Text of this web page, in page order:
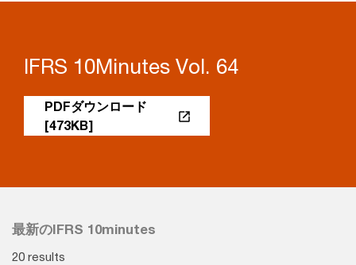
IFRS 10Minutes Vol. 64
PDFダウンロード
[473KB]
最新のIFRS 10minutes
20 results